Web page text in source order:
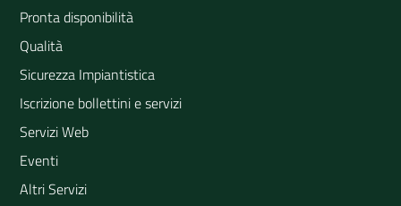
Pronta disponibilità
Qualità
Sicurezza Impiantistica
Iscrizione bollettini e servizi
Servizi Web
Eventi
Altri Servizi